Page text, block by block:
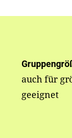
auch für
geeignet